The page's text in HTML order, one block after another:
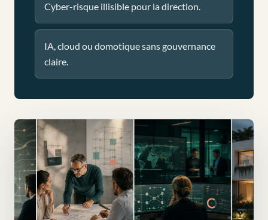
Cyber-risque illisible pour la direction.
IA, cloud ou domotique sans gouvernance
claire.